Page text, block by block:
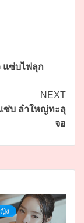
แซ่บไฟลุก
NEXT
ซ่บ ลำใหญ่ทะลุ
จอ
ง